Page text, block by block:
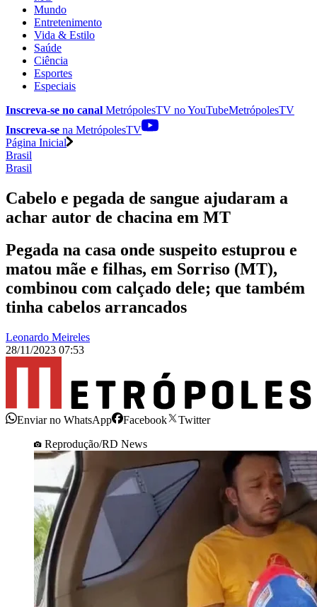
Mundo
Entretenimento
Vida & Estilo
Saúde
Ciência
Esportes
Especiais
Inscreva-se no canal MetrópolesTV noYouTubeMetrópolesTV
Inscreva-se na MetrópolesTV
Página Inicial
Brasil
Brasil
Cabelo e pegada de sangue ajudaram a
achar autor de chacina em MT
Pegada na casa onde suspeito estuprou e
matou mãe e filhas, em Sorriso (MT),
combinou com calçado dele; que também
tinha cabelos arrancados
Leonardo Meireles
28/11/2023 07:53
Enviar no WhatsApp Facebook
Twitter
Reprodução/RD News